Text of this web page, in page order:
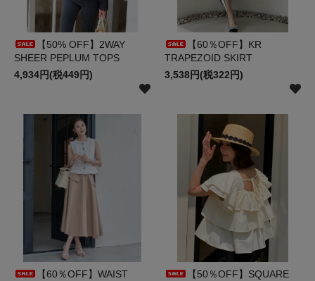
【50% OFF】2WAY
SHEER PEPLUM TOPS
4,934円(税449円)
【60％OFF】KR
TRAPEZOID SKIRT
3,538円(税322円)
【60％OFF】WAIST
【50％OFF】SQUARE